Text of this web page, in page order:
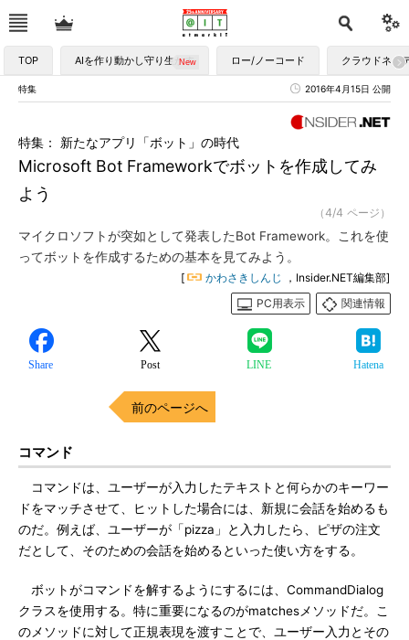
TOP AIを作り動かし守り生かす ロー/ノーコード クラウドネイ
特集 2016年4月15日 公開
Microsoft Bot Frameworkでボットを作成してみ
よう
特集： 新たなアプリ「ボット」の時代
（4/4 ページ）
マイクロソフトが突如として発表したBot Framework。これを使
ってボットを作成するための基本を見てみよう。
[ かわさきしんじ
，Insider.NET編集部]
PC用表示
関連情報
Share Post LINE Hatena
前のページへ
コマンド
コマンドは、ユーザーが入力したテキストと何らかのキーワー
ドをマッチさせて、ヒットした場合には、新規に会話を始めるも
のだ。例えば、ユーザーが「pizza」と入力したら、ピザの注文
だとして、そのための会話を始めるといった使い方をする。
ボットがコマンドを解するようにするには、CommandDialog
クラスを使用する。特に重要になるのがmatchesメソッドだ。こ
のメソッドに対して正規表現を渡すことで、ユーザー入力とその